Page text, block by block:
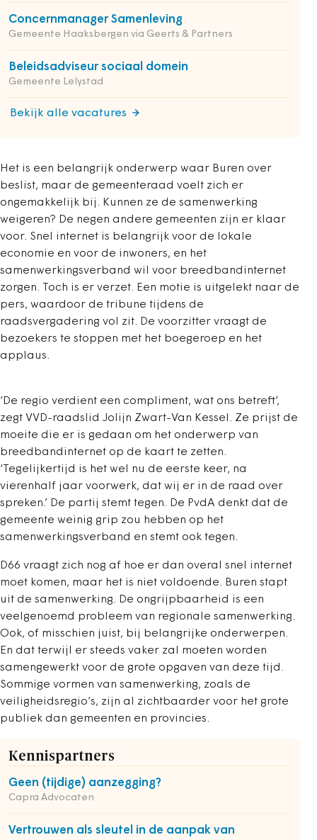
Concernmanager Samenleving
Gemeente Haaksbergen via Geerts & Partners
Beleidsadviseur sociaal domein
Gemeente Lelystad
Bekijk alle vacatures
Het is een belangrijk onderwerp waar Buren over
beslist, maar de gemeenteraad voelt zich er
ongemakkelijk bij. Kunnen ze de samenwerking
weigeren? De negen andere gemeenten zijn er klaar
voor. Snel internet is belangrijk voor de lokale
economie en voor de inwoners, en het
samenwerkingsverband wil voor breedbandinternet
zorgen. Toch is er verzet. Een motie is uitgelekt naar de
pers, waardoor de tribune tijdens de
raadsvergadering vol zit. De voorzitter vraagt de
bezoekers te stoppen met het boegeroep en het
applaus.
‘De regio verdient een compliment, wat ons betreft’,
zegt VVD-raadslid Jolijn Zwart-Van Kessel. Ze prijst de
moeite die er is gedaan om het onderwerp van
breedbandinternet op de kaart te zetten.
‘Tegelijkertijd is het wel nu de eerste keer, na
vierenhalf jaar voorwerk, dat wij er in de raad over
spreken.’ De partij stemt tegen. De PvdA denkt dat de
gemeente weinig grip zou hebben op het
samenwerkingsverband en stemt ook tegen.
D66 vraagt zich nog af hoe er dan overal snel internet
moet komen, maar het is niet voldoende. Buren stapt
uit de samenwerking. De ongrijpbaarheid is een
veelgenoemd probleem van regionale samenwerking.
Ook, of misschien juist, bij belangrijke onderwerpen.
En dat terwijl er steeds vaker zal moeten worden
samengewerkt voor de grote opgaven van deze tijd.
Sommige vormen van samenwerking, zoals de
veiligheidsregio’s, zijn al zichtbaarder voor het grote
publiek dan gemeenten en provincies.
Kennispartners
Geen (tijdige) aanzegging?
Capra Advocaten
Vertrouwen als sleutel in de aanpak van